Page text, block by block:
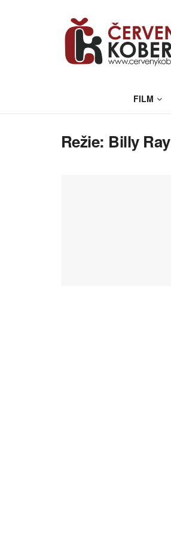
FILM
Režie: Billy Ray